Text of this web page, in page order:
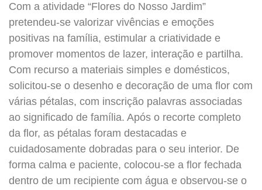
Com a atividade “Flores do Nosso Jardim”
pretendeu-se valorizar vivências e emoções
positivas na família, estimular a criatividade e
promover momentos de lazer, interação e partilha.
Com recurso a materiais simples e domésticos,
solicitou-se o desenho e decoração de uma flor com
várias pétalas, com inscrição palavras associadas
ao significado de família. Após o recorte completo
da flor, as pétalas foram destacadas e
cuidadosamente dobradas para o seu interior. De
forma calma e paciente, colocou-se a flor fechada
dentro de um recipiente com água e observou-se o